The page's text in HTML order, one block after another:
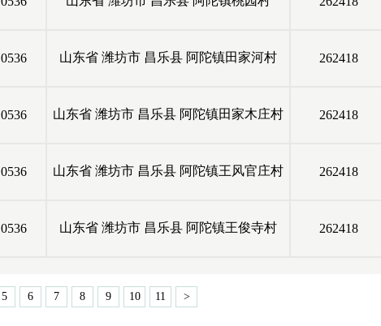
0536 山东省 潍坊市 昌乐县 阿陀镇田家河村 262418
0536 山东省 潍坊市 昌乐县 阿陀镇田家木庄村 262418
0536 山东省 潍坊市 昌乐县 阿陀镇王风官庄村 262418
0536 山东省 潍坊市 昌乐县 阿陀镇王俊寺村 262418
5 6 7 8 9 10 11 >